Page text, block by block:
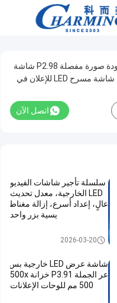
ألوان ساطعة وجودة صورة مفصلة P2.98 شاشة
فيلم LED خارجية شاشة مسرح LED للإعلان في
اتصل الآن
سلسلة تأجير شاشات الفيديو
LED الخارجية، معدل تحديث
عالٍ، إعداد أسرع، إزالة مغناط
يسية بزر واحد
جدار فيديو LED خارجي2026-03-20
شاشة عرض LED خارجية بس
عر الجملة P3.91 خزانة 500x
500 مم للوحات الإعلانات